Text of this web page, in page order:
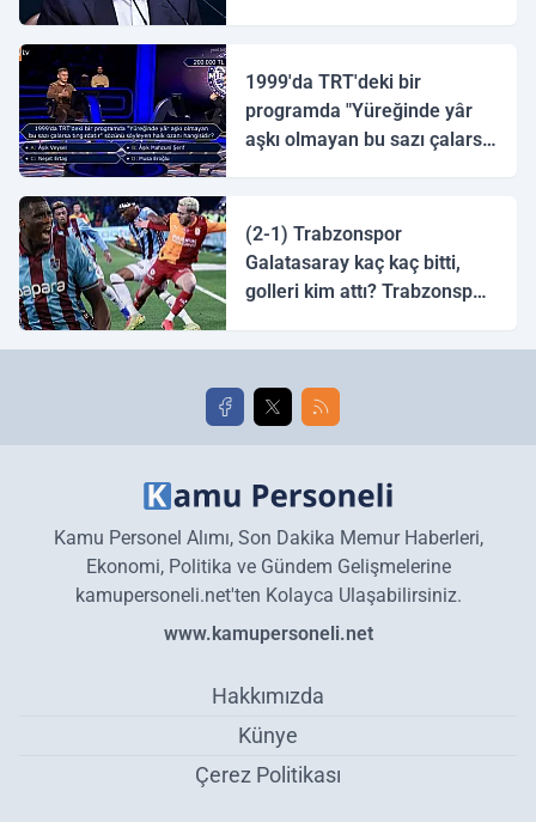
1999'da TRT'deki bir
programda "Yüreğinde yâr
aşkı olmayan bu sazı çalarsa
(2-1) Trabzonspor
Galatasaray kaç kaç bitti,
golleri kim attı? Trabzonspor
golleri!
Kamu Personel Alımı, Son Dakika Memur Haberleri,
Ekonomi, Politika ve Gündem Gelişmelerine
kamupersoneli.net'ten Kolayca Ulaşabilirsiniz.
www.kamupersoneli.net
Hakkımızda
Künye
Çerez Politikası